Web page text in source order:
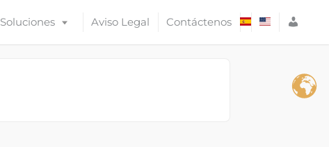
Soluciones Aviso Legal Contáctenos
S
O